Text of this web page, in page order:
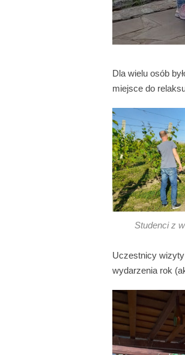
Dla wielu osób
miejsce do
Studenci z
Uczestnicy
wydarzenia rok